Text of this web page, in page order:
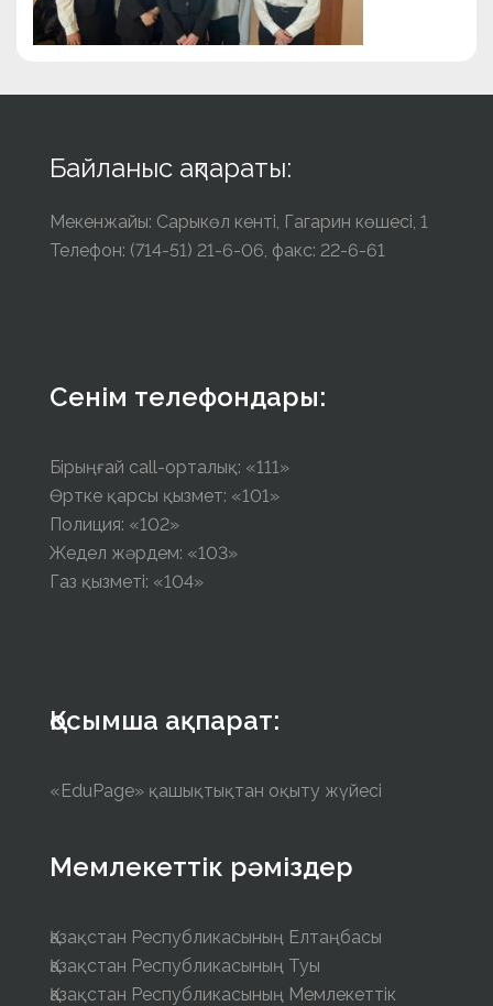
Байланыс ақпараты:
Мекенжайы: Сарыкөл кенті, Гагарин көшесі, 1
Телефон: (714-51) 21-6-06, факс: 22-6-61
Сенім телефондары:
Бірыңғай call-орталық: «111»
Өртке қарсы қызмет: «101»
Полиция: «102»
Жедел жәрдем: «103»
Газ қызметі: «104»
Қосымша ақпарат:
«EduPage» қашықтықтан оқыту жүйесі
Мемлекеттік рәміздер
Қазақстан Республикасының Елтаңбасы
Қазақстан Республикасының Туы
Қазақстан Республикасының Мемлекеттік